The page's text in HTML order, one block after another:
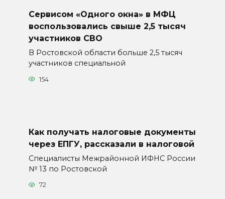
Сервисом «Одного окна» в МФЦ
воспользовались свыше 2,5 тысяч
участников СВО
В Ростовской области больше 2,5 тысяч
участников специальной
154
Как получать налоговые документы
через ЕПГУ, рассказали в налоговой
Специалисты Межрайонной ИФНС России
№ 13 по Ростовской
72